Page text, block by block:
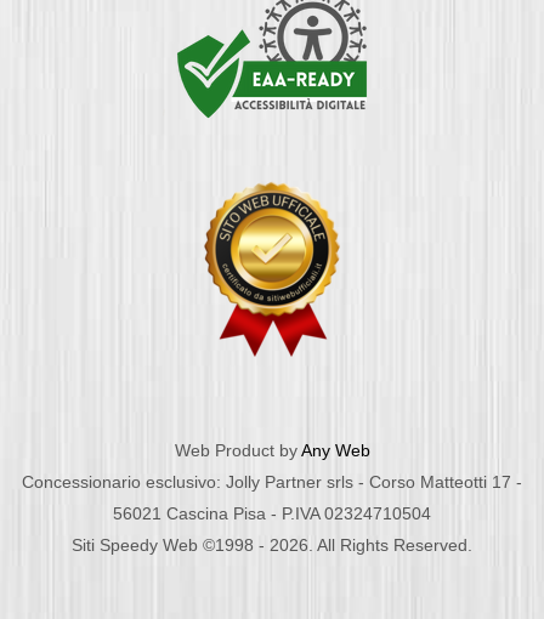
Web Product byAny Web
Concessionario esclusivo: Jolly Partner srls - Corso Matteotti 17 -
56021 Cascina Pisa - P.IVA 02324710504
Siti Speedy Web ©1998 - 2026. All Rights Reserved.